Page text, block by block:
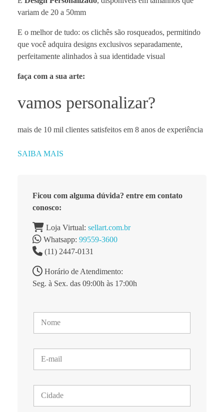
variam de 20 a 50mm
E o melhor de tudo: os clichês são rosqueados, permitindo
que você adquira designs exclusivos separadamente,
perfeitamente alinhados à sua identidade visual
faça com a sua arte:
vamos personalizar?
mais de 10 mil clientes satisfeitos em 8 anos de experiência
SAIBA MAIS
Ficou com alguma dúvida? entre em contato
conosco:
Loja Virtual: sellart.com.br
Whatsapp: 99559-3600
(11) 2447-0131
Horário de Atendimento:
Seg. à Sex. das 09:00h às 17:00h